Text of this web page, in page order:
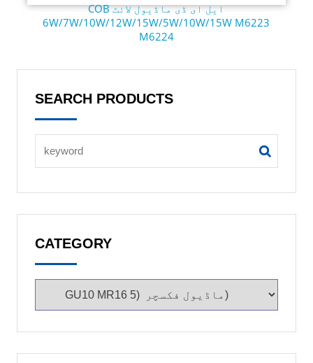
COB ایل ای ڈی ماڈیول لائٹ
6W/7W/10W/12W/15W/5W/10W/15W M6223
M6224
SEARCH PRODUCTS
CATEGORY